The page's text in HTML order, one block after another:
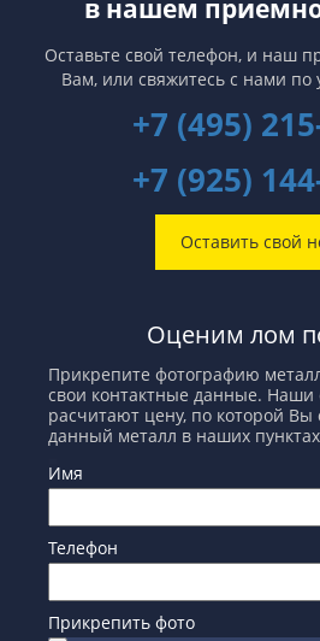
в нашем
Оставьте свой телефон, и наш
Вам, или свяжитесь с нами по
+7 (495)
+7 (925)
Оставить свой
Оценим лом
Прикрепите фотографию
свои контактные данные. Наши
расчитают цену, по которой Вы
данный металл в наших
Имя
Телефон
Прикрепить фото